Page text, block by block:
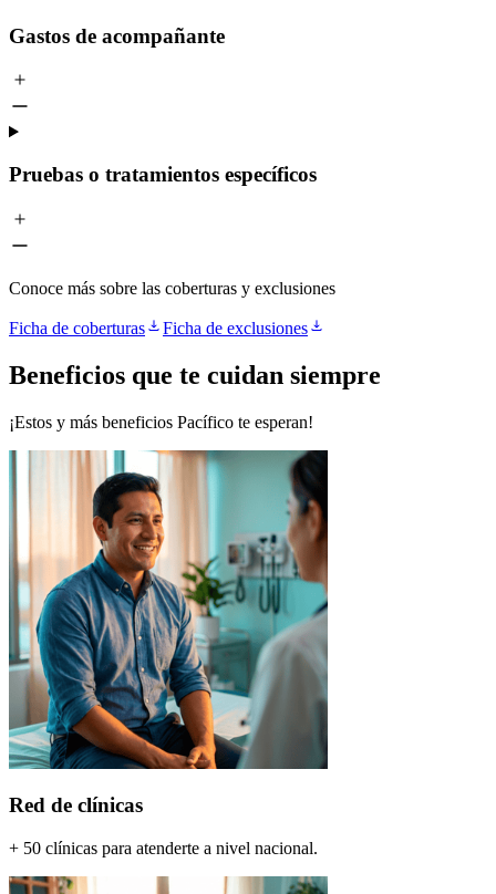
Gastos de acompañante
Pruebas o tratamientos específicos
Conoce más sobre las coberturas y exclusiones
Ficha de coberturas Ficha de exclusiones
Beneficios que te cuidan siempre
¡Estos y más beneficios Pacífico te esperan!
Red de clínicas
+ 50 clínicas para atenderte a nivel nacional.